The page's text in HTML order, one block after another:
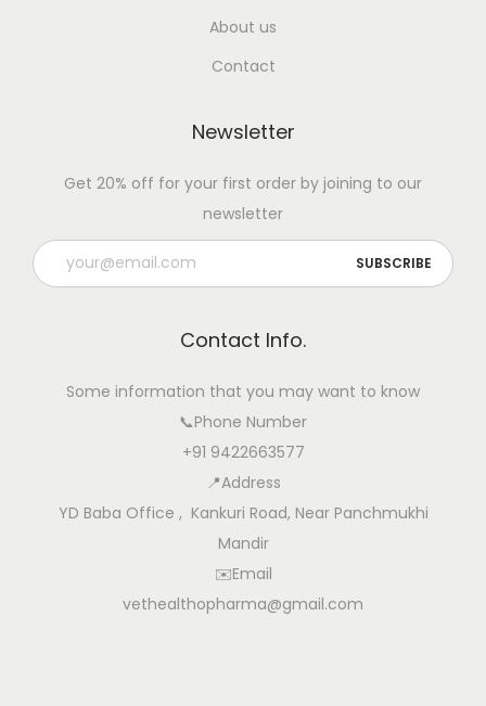
About us
Contact
Newsletter
Get 20% off for your first order by joining to our
newsletter
Contact Info.
Some information that you may want to know
📞Phone Number
+91 9422663577
📍Address
YD Baba Office , Kankuri Road, Near Panchmukhi
Mandir
✉️Email
vethealthopharma@gmail.com